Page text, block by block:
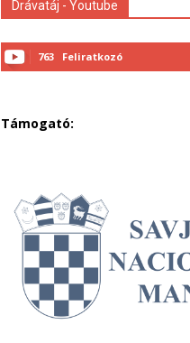
Drávatáj - Youtube
763 Feliratkozó
Támogató: